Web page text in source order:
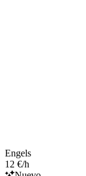
Engels
12 €/h